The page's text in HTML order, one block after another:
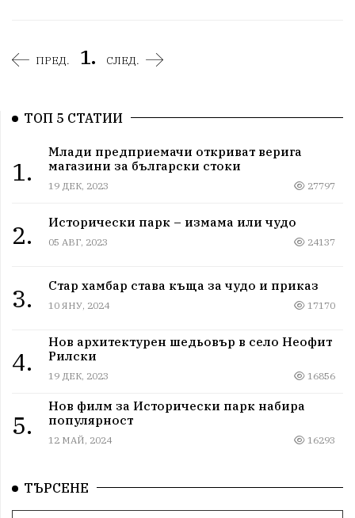
ПРЕД. 1. СЛЕД.
ТОП 5 СТАТИИ
1.
Млади предприемачи откриват верига
магазини за български стоки
19 ДЕК, 2023 27797
2. Исторически парк – измама или чудо
05 АВГ, 2023 24137
3. Стар хамбар става къща за чудо и приказ
10 ЯНУ, 2024 17170
4.
Нов архитектурен шедьовър в село Неофит
Рилски
19 ДЕК, 2023 16856
5.
Нов филм за Исторически парк набира
популярност
12 МАЙ, 2024 16293
ТЪРСЕНЕ